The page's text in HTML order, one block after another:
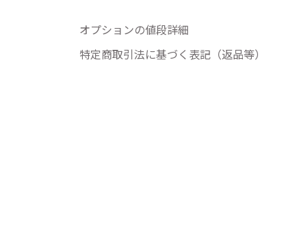
オプションの値段詳細
特定商取引法に基づく表記（返品等）